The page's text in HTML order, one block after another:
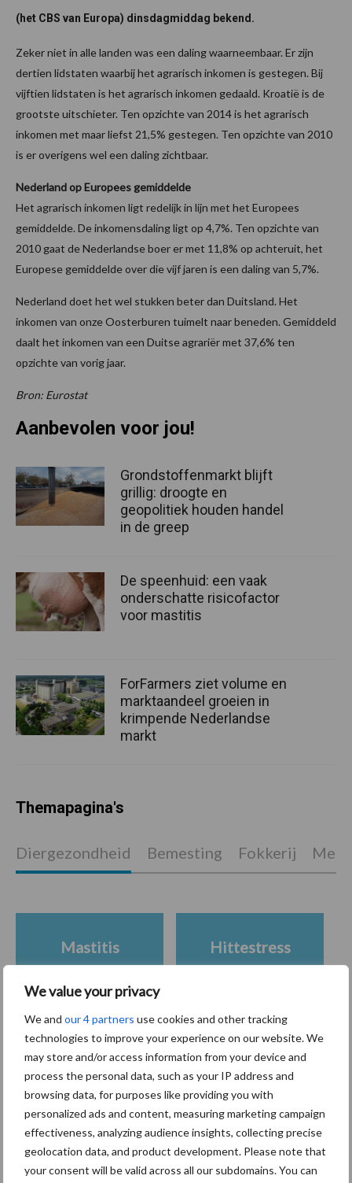
We value your privacy
We and our 4 partners use cookies and other tracking
technologies to improve your experience on our website. We
may store and/or access information from your device and
process the personal data, such as your IP address and
browsing data, for purposes like providing you with
personalized ads and content, measuring marketing campaign
effectiveness, analyzing audience insights, collecting precise
geolocation data, and product development. Please note that
your consent will be valid across all our subdomains. You can
(het CBS van Europa) dinsdagmiddag bekend.
Zeker niet in alle landen was een daling waarneembaar. Er zijn
dertien lidstaten waarbij het agrarisch inkomen is gestegen. Bij
vijftien lidstaten is het agrarisch inkomen gedaald. Kroatië is de
grootste uitschieter. Ten opzichte van 2014 is het agrarisch
inkomen met maar liefst 21,5% gestegen. Ten opzichte van 2010
is er overigens wel een daling zichtbaar.
Nederland op Europees gemiddelde
Het agrarisch inkomen ligt redelijk in lijn met het Europees
gemiddelde. De inkomensdaling ligt op 4,7%. Ten opzichte van
2010 gaat de Nederlandse boer er met 11,8% op achteruit, het
Europese gemiddelde over die vijf jaren is een daling van 5,7%.
Nederland doet het wel stukken beter dan Duitsland. Het
inkomen van onze Oosterburen tuimelt naar beneden. Gemiddeld
daalt het inkomen van een Duitse agrariër met 37,6% ten
opzichte van vorig jaar.
Bron: Eurostat
Primaire
Sidebar
Recent nieuws Partner nieuws
Grondstoffenmarkt blijft grillig:
Aanbevolen voor jou!
Grondstoffenmarkt blijft
grillig: droogte en
geopolitiek houden handel
in de greep
De speenhuid: een vaak
onderschatte risicofactor
voor mastitis
ForFarmers ziet volume en
marktaandeel groeien in
krimpende Nederlandse
markt
Themapagina's
Diergezondheid Bemesting Fokkerij
Mastitis Hittestress
Toon meer